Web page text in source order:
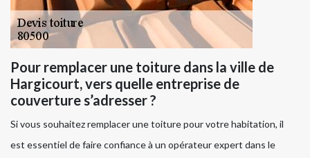
Pour remplacer une toiture dans la ville de
Hargicourt, vers quelle entreprise de
couverture s’adresser ?
Si vous souhaitez remplacer une toiture pour votre habitation, il
est essentiel de faire confiance à un opérateur expert dans le